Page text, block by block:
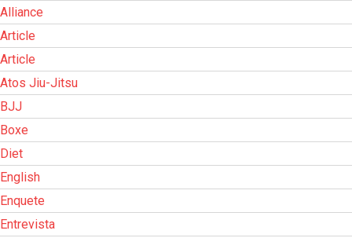
Alliance
Article
Article
Atos Jiu-Jitsu
BJJ
Boxe
Diet
English
Enquete
Entrevista